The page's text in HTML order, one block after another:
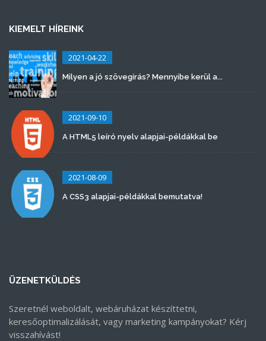
KIEMELT HÍREINK
2021-04-22
Milyen a jó szövegírás? Mennyibe kerül a...
2021-09-10
A HTML5 leíró nyelv alapjai-példákkal be
2021-08-09
A CSS3 alapjai-példákkal bemutatva!
ÜZENETKÜLDÉS
Szeretnél weboldalt, webáruházat készíttetni,
keresőoptimalizálását, vagy marketing kampányokat? Kérj
visszahívást!